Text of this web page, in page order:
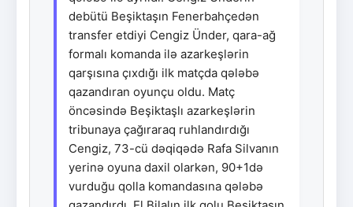
debütü Beşiktaşın Fenerbahçedən
transfer etdiyi Cengiz Ünder, qara-ağ
formalı komanda ilə azarkeşlərin
qarşısına çıxdığı ilk matçda qələbə
qazandıran oyunçu oldu. Matç
öncəsində Beşiktaşlı azarkeşlərin
tribunaya çağıraraq ruhlandırdığı
Cengiz, 73-cü dəqiqədə Rafa Silvanın
yerinə oyuna daxil olarkən, 90+1də
vurduğu qolla komandasına qələbə